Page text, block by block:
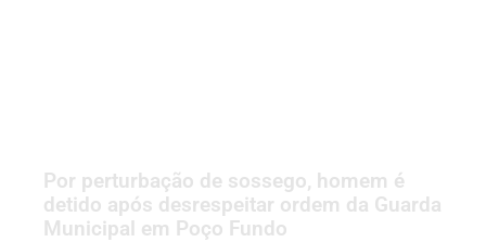
Por perturbação de sossego, homem é
detido após desrespeitar ordem da Guarda
Municipal em Poço Fundo